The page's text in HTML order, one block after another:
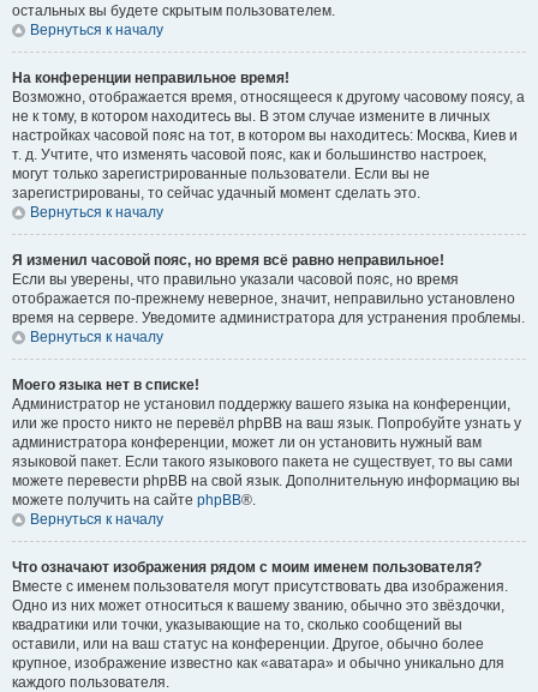
остальных вы будете скрытым пользователем.
Вернуться к началу
На конференции неправильное время!
Возможно, отображается время, относящееся к другому часовому поясу, а
не к тому, в котором находитесь вы. В этом случае измените в личных
настройках часовой пояс на тот, в котором вы находитесь: Москва, Киев и
т. д. Учтите, что изменять часовой пояс, как и большинство настроек,
могут только зарегистрированные пользователи. Если вы не
зарегистрированы, то сейчас удачный момент сделать это.
Вернуться к началу
Я изменил часовой пояс, но время всё равно неправильное!
Если вы уверены, что правильно указали часовой пояс, но время
отображается по-прежнему неверное, значит, неправильно установлено
время на сервере. Уведомите администратора для устранения проблемы.
Вернуться к началу
Моего языка нет в списке!
Администратор не установил поддержку вашего языка на конференции,
или же просто никто не перевёл phpBB на ваш язык. Попробуйте узнать у
администратора конференции, может ли он установить нужный вам
языковой пакет. Если такого языкового пакета не существует, то вы сами
можете перевести phpBB на свой язык. Дополнительную информацию вы
можете получить на сайте phpBB®.
Вернуться к началу
Что означают изображения рядом с моим именем пользователя?
Вместе с именем пользователя могут присутствовать два изображения.
Одно из них может относиться к вашему званию, обычно это звёздочки,
квадратики или точки, указывающие на то, сколько сообщений вы
оставили, или на ваш статус на конференции. Другое, обычно более
крупное, изображение известно как «аватара» и обычно уникально для
каждого пользователя.